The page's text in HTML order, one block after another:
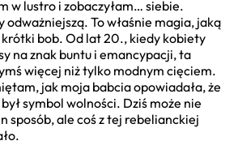
w lustro i zobaczyłam… siebie.
odważniejszą. To właśnie magia, jaką
bob. Od lat 20., kiedy kobiety
na znak buntu i emancypacji, ta
więcej niż tylko modnym cięciem.
jak moja babcia opowiadała, że
symbol wolności. Dziś może nie
sposób, ale coś z tej rebelianckiej